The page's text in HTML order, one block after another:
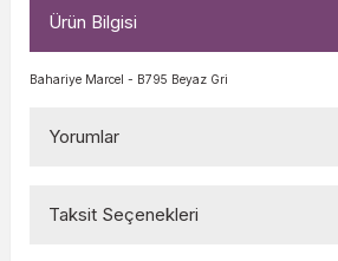
Ürün Bilgisi
Bahariye Marcel - B795 Beyaz Gri
Yorumlar
Taksit Seçenekleri